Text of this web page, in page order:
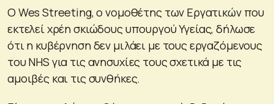
Ο Wes Streeting, ο νομοθέτης των Εργατικών που
εκτελεί χρέη σκιώδους υπουργού Υγείας, δήλωσε
ότι η κυβέρνηση δεν μιλάει με τους εργαζόμενους
του NHS για τις ανησυχίες τους σχετικά με τις
αμοιβές και τις συνθήκες.